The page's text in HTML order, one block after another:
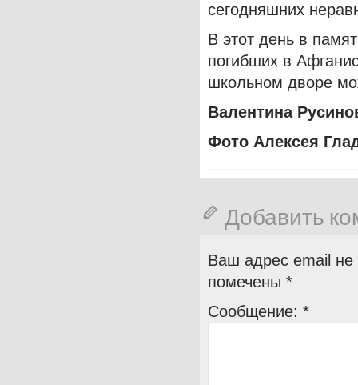
сегодняшних
В этот день в
погибших в
школьном дворе
Валентина
Фото Алексея
Добавить
Ваш адрес email не
помечены *
Сообщение: *